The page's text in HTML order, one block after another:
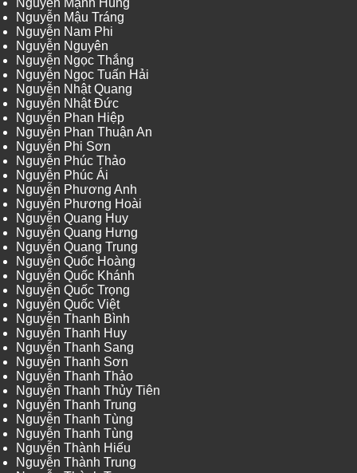
Nguyễn Mạnh Hùng
Nguyễn Mậu Tráng
Nguyễn Nam Phi
Nguyễn Nguyên
Nguyễn Ngọc Thắng
Nguyễn Ngọc Tuấn Hải
Nguyễn Nhật Quang
Nguyễn Nhật Đức
Nguyễn Phan Hiệp
Nguyễn Phan Thuận An
Nguyễn Phi Sơn
Nguyễn Phúc Thảo
Nguyễn Phúc Ái
Nguyễn Phương Anh
Nguyễn Phương Hoài
Nguyễn Quang Huy
Nguyễn Quang Hưng
Nguyễn Quang Trung
Nguyễn Quốc Hoàng
Nguyễn Quốc Khánh
Nguyễn Quốc Trọng
Nguyễn Quốc Việt
Nguyễn Thanh Bình
Nguyễn Thanh Huy
Nguyễn Thanh Sang
Nguyễn Thanh Sơn
Nguyễn Thanh Thảo
Nguyễn Thanh Thủy Tiên
Nguyễn Thanh Trung
Nguyễn Thanh Tùng
Nguyễn Thanh Tùng
Nguyễn Thành Hiếu
Nguyễn Thành Trung